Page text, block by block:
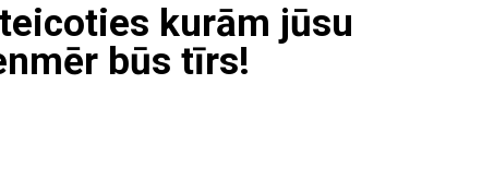
kurām jūsu
būs tīrs!